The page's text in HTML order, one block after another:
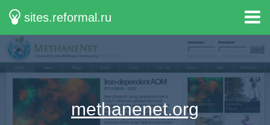
sites.reformal.ru
methanenet.org